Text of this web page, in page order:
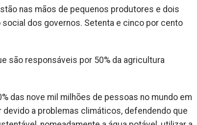
nas mãos de pequenos produtores e dois
dos governos. Setenta e cinco por cento
são responsáveis por 50% da agricultura
das nove mil milhões de pessoas no mundo em
a problemas climáticos, defendendo que